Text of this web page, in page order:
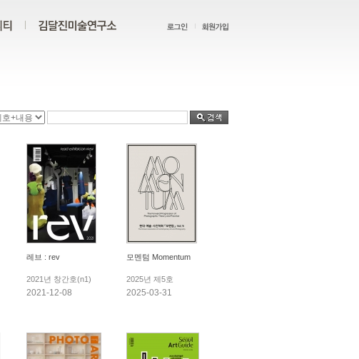
레브 : rev
2021년 창간호(n1)
2021-12-08
모멘텀 Momentum
2025년 제5호
2025-03-31